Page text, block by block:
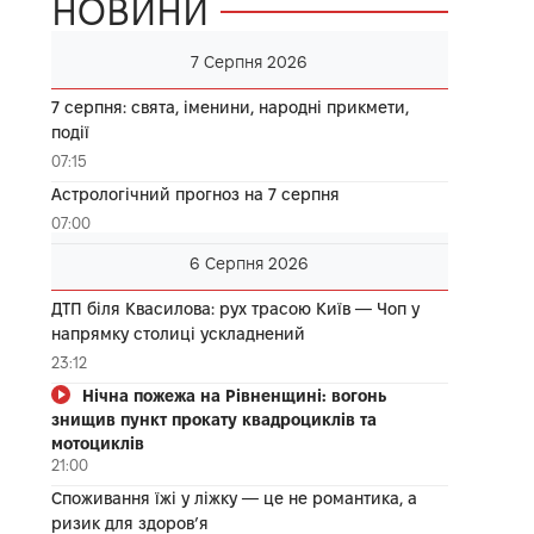
НОВИНИ
7 Серпня 2026
7 серпня: свята, іменини, народні прикмети,
події
07:15
Астрологічний прогноз на 7 серпня
07:00
6 Серпня 2026
ДТП біля Квасилова: рух трасою Київ — Чоп у
напрямку столиці ускладнений
23:12
Нічна пожежа на Рівненщині: вогонь
знищив пункт прокату квадроциклів та
мотоциклів
21:00
Споживання їжі у ліжку — це не романтика, а
ризик для здоров’я